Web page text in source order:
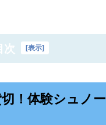
次 [表示]
切！体験シュノ